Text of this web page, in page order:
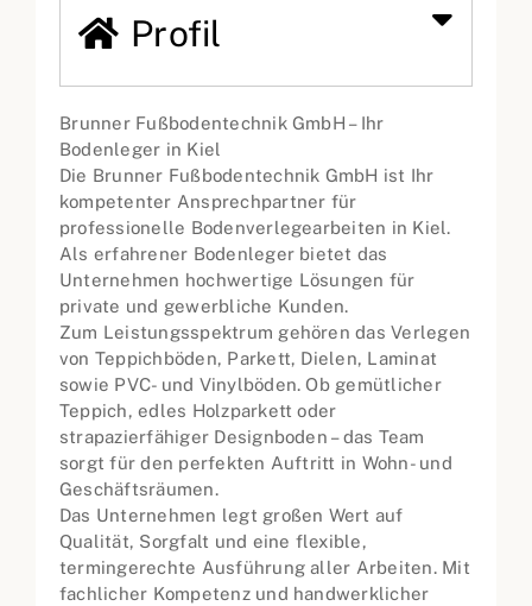
Profil
Brunner Fußbodentechnik GmbH – Ihr
Bodenleger in Kiel
Die Brunner Fußbodentechnik GmbH ist Ihr
kompetenter Ansprechpartner für
professionelle Bodenverlegearbeiten in Kiel.
Als erfahrener Bodenleger bietet das
Unternehmen hochwertige Lösungen für
private und gewerbliche Kunden.
Zum Leistungsspektrum gehören das Verlegen
von Teppichböden, Parkett, Dielen, Laminat
sowie PVC- und Vinylböden. Ob gemütlicher
Teppich, edles Holzparkett oder
strapazierfähiger Designboden – das Team
sorgt für den perfekten Auftritt in Wohn- und
Geschäftsräumen.
Das Unternehmen legt großen Wert auf
Qualität, Sorgfalt und eine flexible,
termingerechte Ausführung aller Arbeiten. Mit
fachlicher Kompetenz und handwerklicher